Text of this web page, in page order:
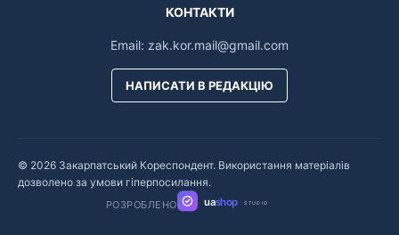
КОНТАКТИ
Email: zak.kor.mail@gmail.com
НАПИСАТИ В РЕДАКЦІЮ
© 2026 Закарпатський Кореспондент. Використання матеріалів
дозволено за умови гіперпосилання.
РОЗРОБЛЕНО uashop STUDIO